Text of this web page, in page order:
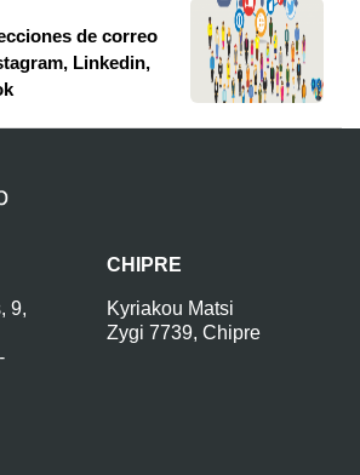
de correo
Linkedin,
9,
CHIPRE
Kyriakou Matsi
Zygi 7739, Chipre